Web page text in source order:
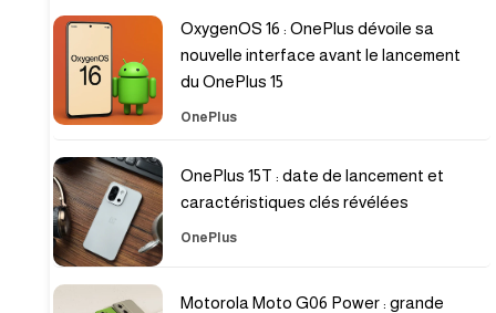
OxygenOS 16 : OnePlus dévoile sa
nouvelle interface avant le lancement
du OnePlus 15
OnePlus
OnePlus 15T : date de lancement et
caractéristiques clés révélées
OnePlus
Motorola Moto G06 Power : grande